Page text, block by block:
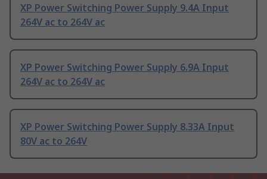
XP Power Switching Power Supply 9.4A Input
264V ac to 264V ac
XP Power Switching Power Supply 6.9A Input
264V ac to 264V ac
XP Power Switching Power Supply 8.33A Input
80V ac to 264V